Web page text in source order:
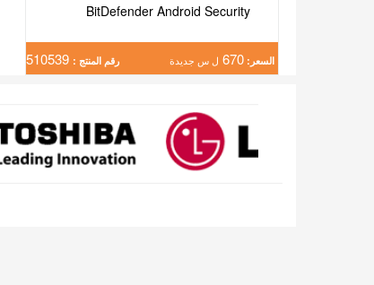
BitDefender Android Security
السعر: 670 ل س جديدة رقم المنتج :